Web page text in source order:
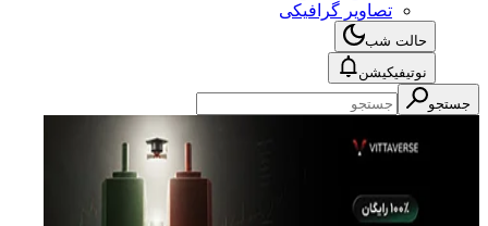
تصاویر گرافیکی
حالت شب
نوتیفیکیشن
جستجو